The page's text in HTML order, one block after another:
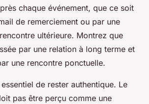
chaque événement, que ce soit
de remerciement ou par une
ultérieure. Montrez que
par une relation à long terme et
une rencontre ponctuelle.
de rester authentique. Le
pas être perçu comme une